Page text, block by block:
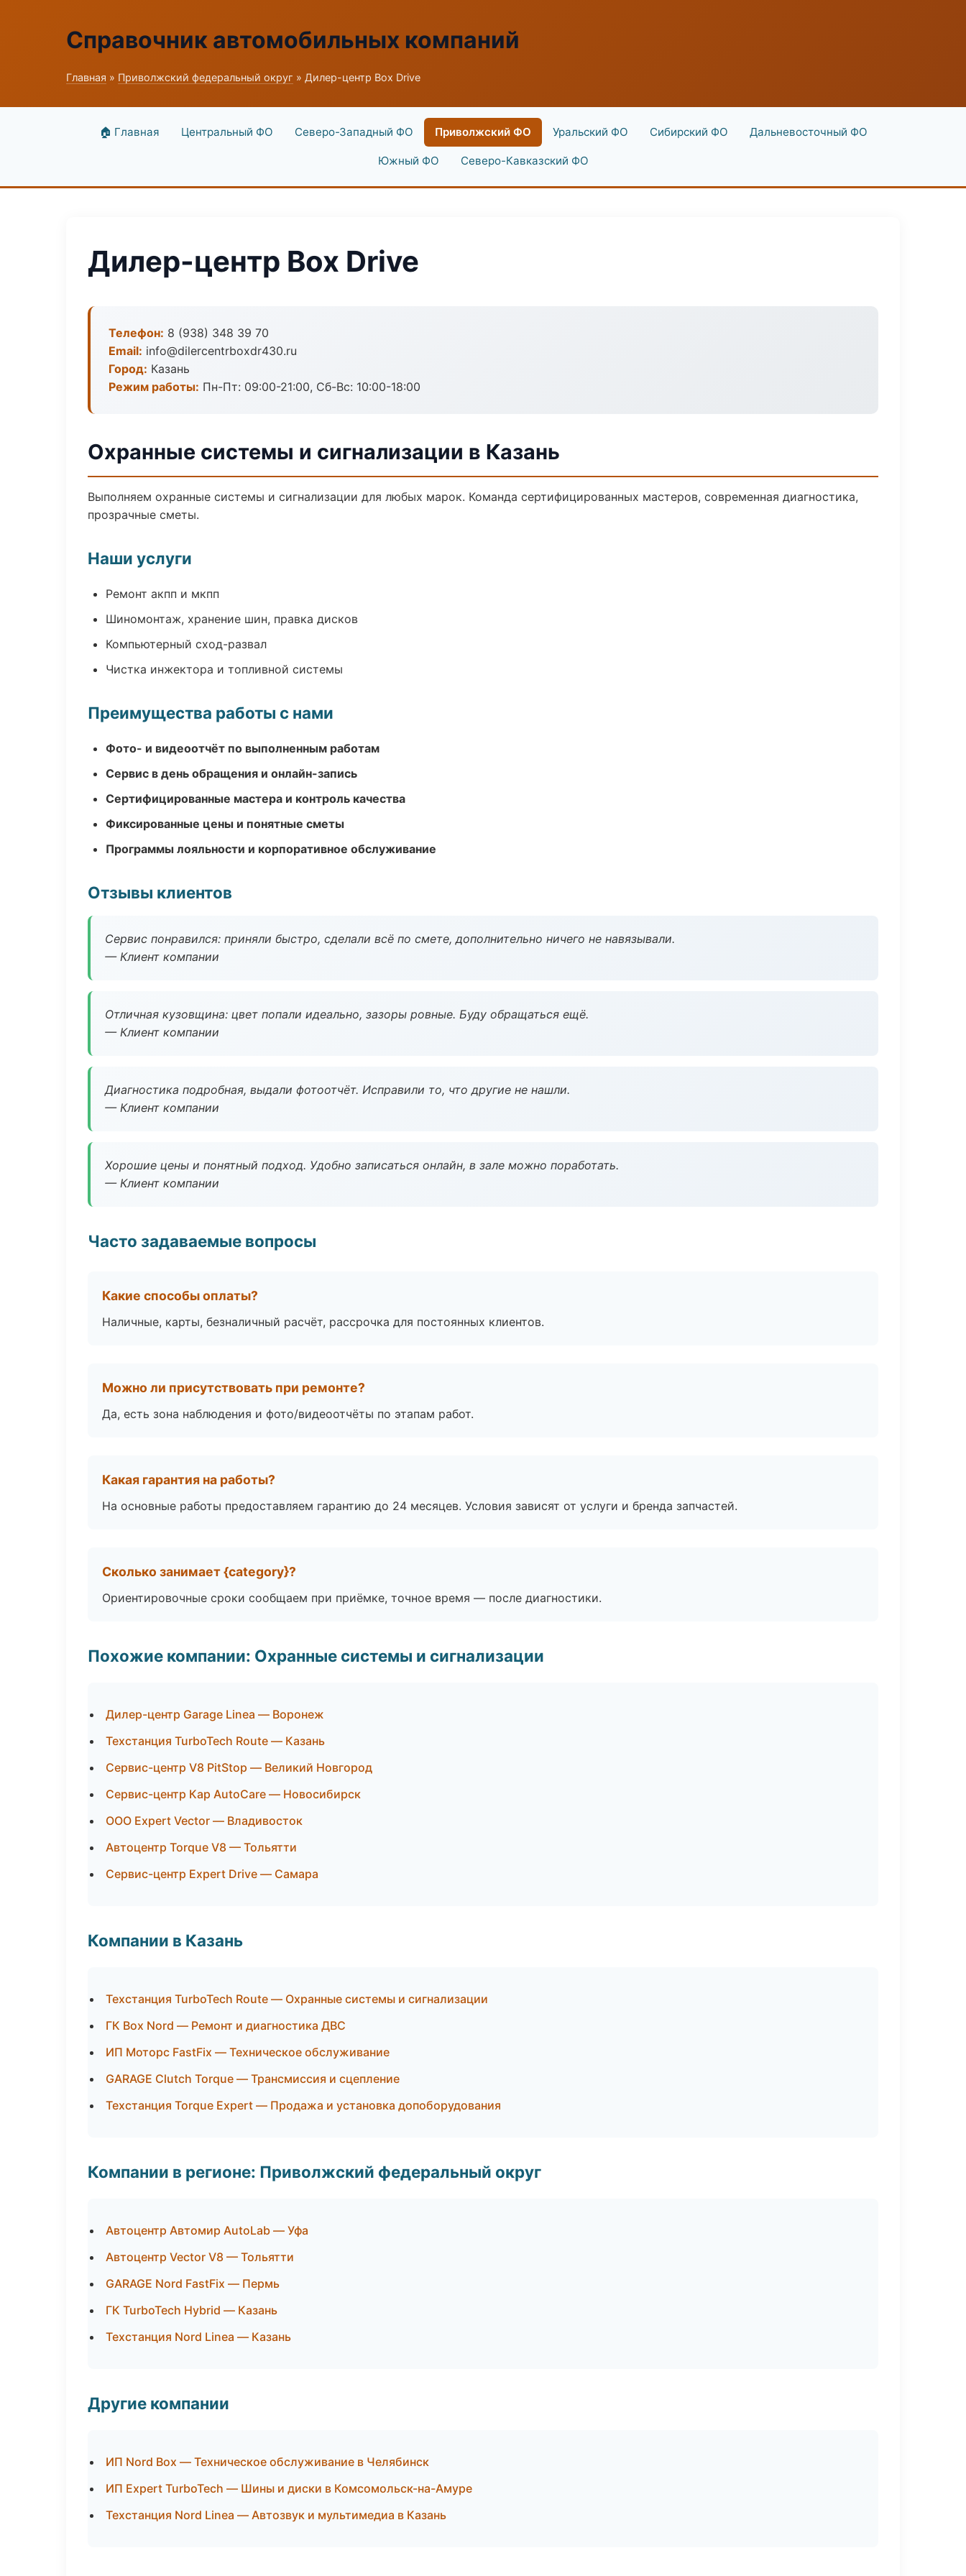
Справочник автомобильных компаний
Главная » Приволжский федеральный округ » Дилер-центр Box Drive
🏠 Главная Центральный ФО Северо-Западный ФО Приволжский ФО Уральский ФО Сибирский ФО Дальневосточный ФО
Южный ФО Северо-Кавказский ФО
Дилер-центр Box Drive
Телефон: 8 (938) 348 39 70
Email: info@dilercentrboxdr430.ru
Город: Казань
Режим работы: Пн-Пт: 09:00-21:00, Сб-Вс: 10:00-18:00
Охранные системы и сигнализации в Казань
Выполняем охранные системы и сигнализации для любых марок. Команда сертифицированных мастеров, современная диагностика,
прозрачные сметы.
Наши услуги
Ремонт акпп и мкпп
Шиномонтаж, хранение шин, правка дисков
Компьютерный сход-развал
Чистка инжектора и топливной системы
Преимущества работы с нами
Фото- и видеоотчёт по выполненным работам
Сервис в день обращения и онлайн-запись
Сертифицированные мастера и контроль качества
Фиксированные цены и понятные сметы
Программы лояльности и корпоративное обслуживание
Отзывы клиентов
Сервис понравился: приняли быстро, сделали всё по смете, дополнительно ничего не навязывали.
— Клиент компании
Отличная кузовщина: цвет попали идеально, зазоры ровные. Буду обращаться ещё.
— Клиент компании
Диагностика подробная, выдали фотоотчёт. Исправили то, что другие не нашли.
— Клиент компании
Хорошие цены и понятный подход. Удобно записаться онлайн, в зале можно поработать.
— Клиент компании
Часто задаваемые вопросы
Какие способы оплаты?
Наличные, карты, безналичный расчёт, рассрочка для постоянных клиентов.
Можно ли присутствовать при ремонте?
Да, есть зона наблюдения и фото/видеоотчёты по этапам работ.
Какая гарантия на работы?
На основные работы предоставляем гарантию до 24 месяцев. Условия зависят от услуги и бренда запчастей.
Сколько занимает {category}?
Ориентировочные сроки сообщаем при приёмке, точное время — после диагностики.
Похожие компании: Охранные системы и сигнализации
Дилер-центр Garage Linea — Воронеж
Техстанция TurboTech Route — Казань
Сервис-центр V8 PitStop — Великий Новгород
Сервис-центр Кар AutoCare — Новосибирск
ООО Expert Vector — Владивосток
Автоцентр Torque V8 — Тольятти
Сервис-центр Expert Drive — Самара
Компании в Казань
Техстанция TurboTech Route — Охранные системы и сигнализации
ГК Box Nord — Ремонт и диагностика ДВС
ИП Моторс FastFix — Техническое обслуживание
GARAGE Clutch Torque — Трансмиссия и сцепление
Техстанция Torque Expert — Продажа и установка допоборудования
Компании в регионе: Приволжский федеральный округ
Автоцентр Автомир AutoLab — Уфа
Автоцентр Vector V8 — Тольятти
GARAGE Nord FastFix — Пермь
ГК TurboTech Hybrid — Казань
Техстанция Nord Linea — Казань
Другие компании
ИП Nord Box — Техническое обслуживание в Челябинск
ИП Expert TurboTech — Шины и диски в Комсомольск-на-Амуре
Техстанция Nord Linea — Автозвук и мультимедиа в Казань